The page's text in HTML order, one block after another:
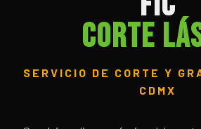
Corte
SERVICIO DE CORTE Y
CDMX